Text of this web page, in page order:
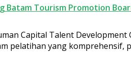
Batam Tourism Promotion
Capital Talent
pelatihan yang komprehensif,